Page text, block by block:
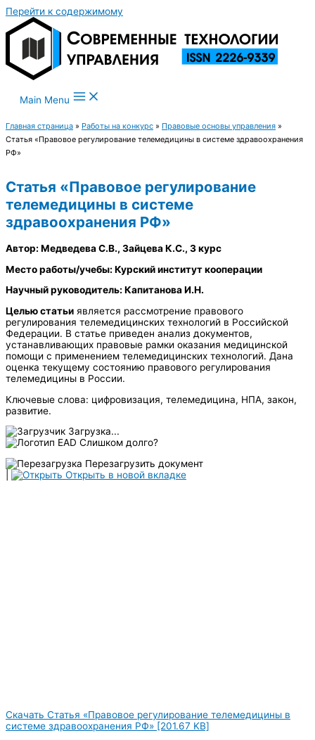
Перейти к содержимому
Main Menu
Главная страница » Работы на конкурс » Правовые основы управления »
Статья «Правовое регулирование телемедицины в системе здравоохранения
РФ»
Статья «Правовое регулирование
телемедицины в системе
здравоохранения РФ»
Автор: Медведева С.В., Зайцева К.С., 3 курс
Место работы/учебы: Курский институт кооперации
Научный руководитель: Капитанова И.Н.
Целью статьи является рассмотрение правового
регулирования телемедицинских технологий в Российской
Федерации. В статье приведен анализ документов,
устанавливающих правовые рамки оказания медицинской
помощи с применением телемедицинских технологий. Дана
оценка текущему состоянию правового регулирования
телемедицины в России.
Ключевые слова: цифровизация, телемедицина, НПА, закон,
развитие.
Загрузка...
Слишком долго?
Перезагрузить документ
Открыть в новой вкладке
Скачать Статья «Правовое регулирование телемедицины в
системе здравоохранения РФ» [201.67 KB]